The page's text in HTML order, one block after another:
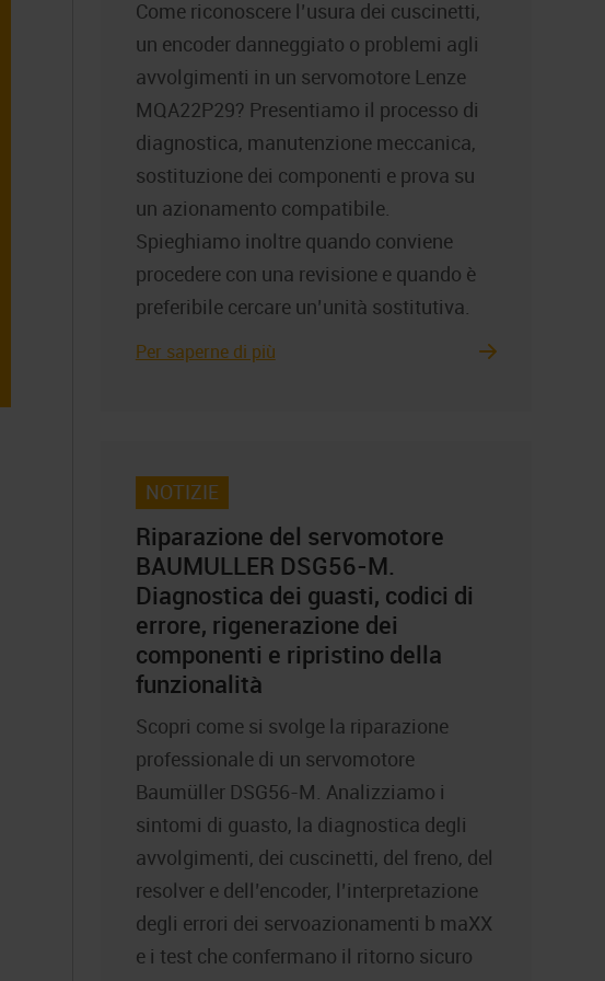
Come riconoscere l’usura dei cuscinetti,
un encoder danneggiato o problemi agli
avvolgimenti in un servomotore Lenze
MQA22P29? Presentiamo il processo di
diagnostica, manutenzione meccanica,
sostituzione dei componenti e prova su
un azionamento compatibile.
Spieghiamo inoltre quando conviene
procedere con una revisione e quando è
preferibile cercare un’unità sostitutiva.
Per saperne di più
NOTIZIE
Riparazione del servomotore
BAUMULLER DSG56-M.
Diagnostica dei guasti, codici di
errore, rigenerazione dei
componenti e ripristino della
funzionalità
Scopri come si svolge la riparazione
professionale di un servomotore
Baumüller DSG56-M. Analizziamo i
sintomi di guasto, la diagnostica degli
avvolgimenti, dei cuscinetti, del freno, del
resolver e dell’encoder, l’interpretazione
degli errori dei servoazionamenti b maXX
e i test che confermano il ritorno sicuro